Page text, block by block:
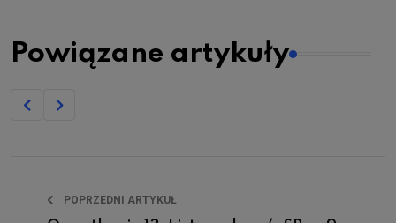
Powiązane artykuły
POPRZEDNI ARTYKUŁ